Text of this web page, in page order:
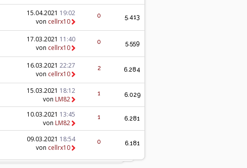
15.04.2021 19:02
von cellrx10
0 5.413
17.03.2021 11:40
von cellrx10
0 5.559
16.03.2021 22:27
von cellrx10
2 6.284
15.03.2021 18:12
von LM82
1 6.029
10.03.2021 13:45
von LM82
1 6.281
09.03.2021 18:54
von cellrx10
0 6.181